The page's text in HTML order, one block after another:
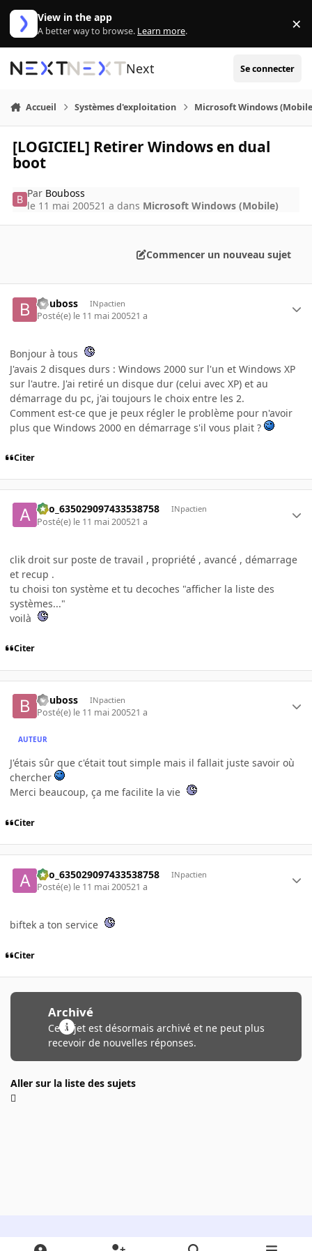
Aller au contenu
View in the app
A better way to browse. Learn more. ×
Next Se connecter
Accueil Systèmes d'exploitation Microsoft Windows
[LOGICIEL] Retirer Windows en dual
boot
Par Bouboss
le 11 mai 200521 a dans Microsoft Windows (Mobile)
Commencer un nouveau sujet
Bouboss INpactien
Posté(e) le 11 mai 200521 a
Bonjour à tous
J'avais 2 disques durs : Windows 2000 sur l'un et Windows XP
sur l'autre. J'ai retiré un disque dur (celui avec XP) et au
démarrage du pc, j'ai toujours le choix entre les 2.
Comment est-ce que je peux régler le problème pour n'avoir
plus que Windows 2000 en démarrage s'il vous plait ?
Citer
ano_635029097433538758 INpactien
Posté(e) le 11 mai 200521 a
clik droit sur poste de travail , propriété , avancé , démarrage
et recup .
tu choisi ton système et tu decoches "afficher la liste des
systèmes..."
voilà
Citer
Bouboss INpactien
Posté(e) le 11 mai 200521 a
AUTEUR
J'étais sûr que c'était tout simple mais il fallait juste savoir où
chercher
Merci beaucoup, ça me facilite la vie
Citer
ano_635029097433538758 INpactien
Posté(e) le 11 mai 200521 a
biftek a ton service
Citer
Archivé
Ce sujet est désormais archivé et ne peut plus
recevoir de nouvelles réponses.
Aller sur la liste des sujets